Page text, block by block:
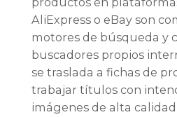
AliExpress o eBay son
motores de búsqueda y
buscadores propios
se traslada a fichas de
trabajar títulos con
imágenes de alta